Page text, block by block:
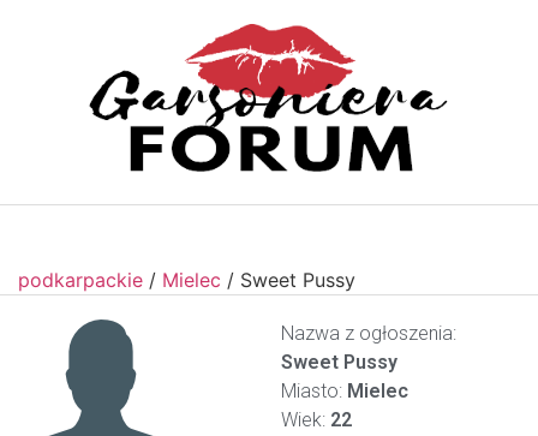
podkarpackie / Mielec / Sweet Pussy
Nazwa z ogłoszenia:
Sweet Pussy
Miasto: Mielec
Wiek: 22